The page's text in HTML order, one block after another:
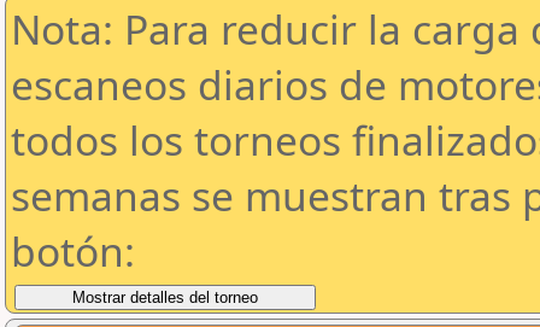
Nota: Para reducir la
escaneos diarios de
todos los torneos
semanas se muestran tras
botón: